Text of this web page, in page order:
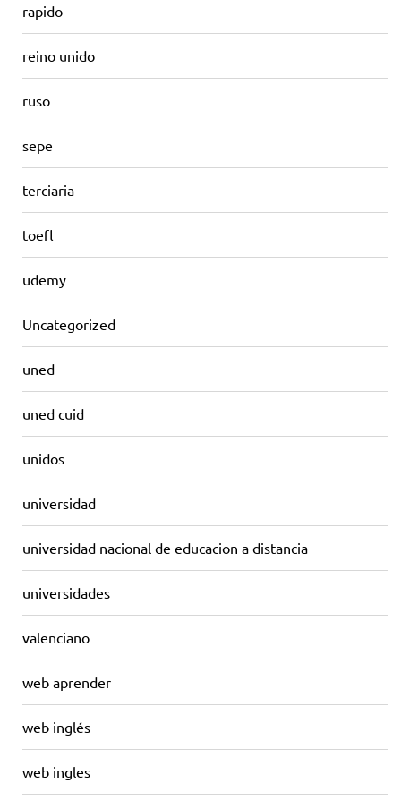
rapido
reino unido
ruso
sepe
terciaria
toefl
udemy
Uncategorized
uned
uned cuid
unidos
universidad
universidad nacional de educacion a distancia
universidades
valenciano
web aprender
web inglés
web ingles